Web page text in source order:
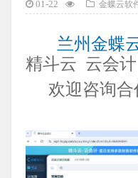
01-22 金蝶云软
兰州金蝶
精斗云 云会
欢迎咨询合